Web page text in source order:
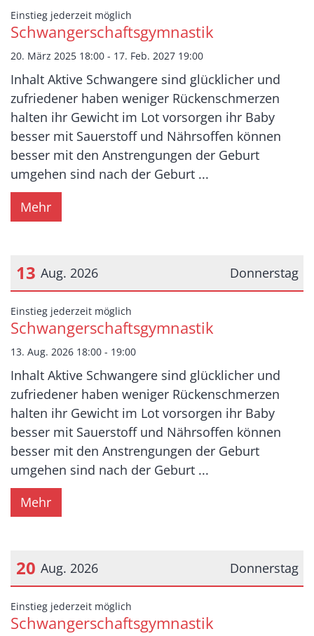
Datum: 20. März 2025
Einstieg jederzeit möglich
Schwangerschaftsgymnastik
20. März 2025 18:00 - 17. Feb. 2027 19:00
Inhalt Aktive Schwangere sind glücklicher und
zufriedener haben weniger Rückenschmerzen
halten ihr Gewicht im Lot vorsorgen ihr Baby
besser mit Sauerstoff und Nährsoffen können
besser mit den Anstrengungen der Geburt
umgehen sind nach der Geburt ...
Mehr
Donnerstag
13 Aug. 2026
Datum: 13. August 2026
Einstieg jederzeit möglich
Schwangerschaftsgymnastik
13. Aug. 2026 18:00 - 19:00
Inhalt Aktive Schwangere sind glücklicher und
zufriedener haben weniger Rückenschmerzen
halten ihr Gewicht im Lot vorsorgen ihr Baby
besser mit Sauerstoff und Nährsoffen können
besser mit den Anstrengungen der Geburt
umgehen sind nach der Geburt ...
Mehr
Donnerstag
20 Aug. 2026
Datum: 20. August 2026
Einstieg jederzeit möglich
Schwangerschaftsgymnastik